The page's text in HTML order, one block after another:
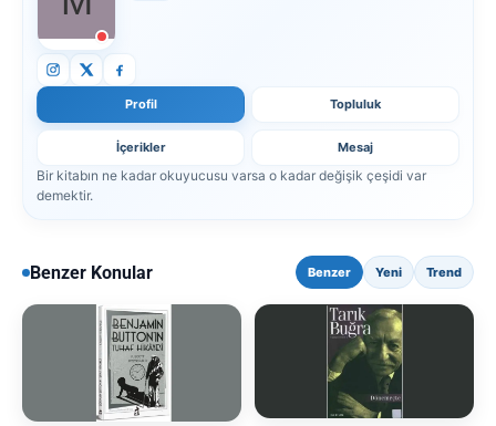
Profil Topluluk
İçerikler Mesaj
Bir kitabın ne kadar okuyucusu varsa o kadar değişik çeşidi var
demektir.
Benzer Konular Benzer Yeni Trend